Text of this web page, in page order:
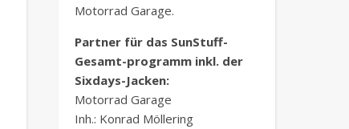
Motorrad Garage.
Partner für das SunStuff-
Gesamt-programm inkl. der
Sixdays-Jacken:
Motorrad Garage
Inh.: Konrad Möllering